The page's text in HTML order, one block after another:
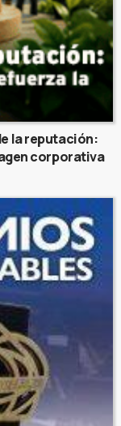
la reputación:
corporativa